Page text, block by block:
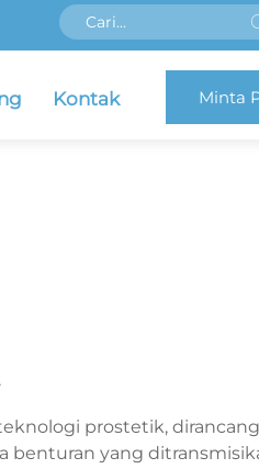
Kontak Minta
prostetik,
benturan yang